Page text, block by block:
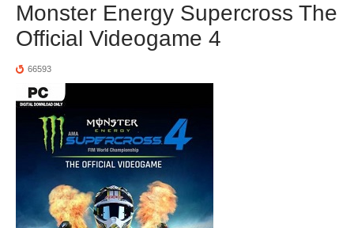
Monster Energy Supercross The
Official Videogame 4
66593